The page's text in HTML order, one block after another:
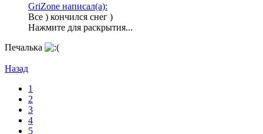
GriZone написал(а):
Все ) кончился снег )
Нажмите для раскрытия...
Печалька
Назад
1
2
3
4
5